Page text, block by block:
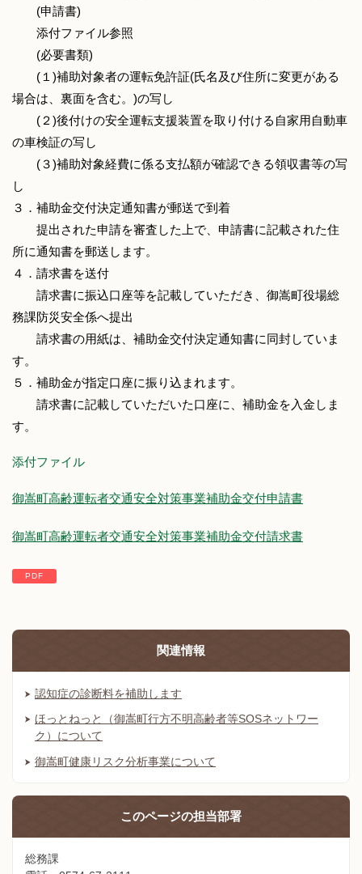
(申請書)
添付ファイル参照
(必要書類)
(１)補助対象者の運転免許証(氏名及び住所に変更がある
場合は、裏面を含む。)の写し
(２)後付けの安全運転支援装置を取り付ける自家用自動車
の車検証の写し
(３)補助対象経費に係る支払額が確認できる領収書等の写
し
３．補助金交付決定通知書が郵送で到着
提出された申請を審査した上で、申請書に記載された住
所に通知書を郵送します。
４．請求書を送付
請求書に振込口座等を記載していただき、御嵩町役場総
務課防災安全係へ提出
請求書の用紙は、補助金交付決定通知書に同封していま
す。
５．補助金が指定口座に振り込まれます。
請求書に記載していただいた口座に、補助金を入金しま
す。
添付ファイル
御嵩町高齢運転者交通安全対策事業補助金交付申請書
御嵩町高齢運転者交通安全対策事業補助金交付請求書
関連情報
認知症の診断料を補助します
ほっとねっと（御嵩町行方不明高齢者等SOSネットワー
ク）について
御嵩町健康リスク分析事業について
このページの担当部署
総務課